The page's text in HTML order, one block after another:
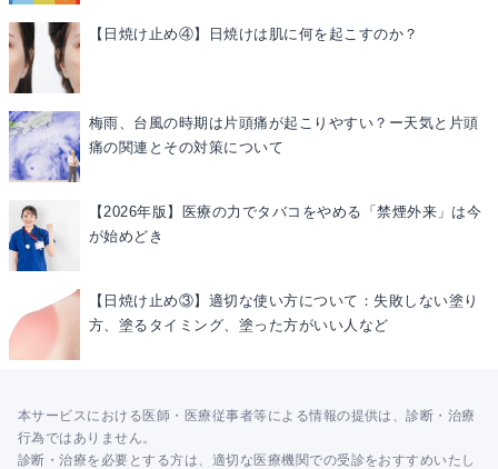
【日焼け止め④】日焼けは肌に何を起こすのか？
梅雨、台風の時期は片頭痛が起こりやすい？ー天気と片頭
痛の関連とその対策について
【2026年版】医療の力でタバコをやめる「禁煙外来」は今
が始めどき
【日焼け止め③】適切な使い方について：失敗しない塗り
方、塗るタイミング、塗った方がいい人など
本サービスにおける医師・医療従事者等による情報の提供は、診断・治療
行為ではありません。
診断・治療を必要とする方は、適切な医療機関での受診をおすすめいたし